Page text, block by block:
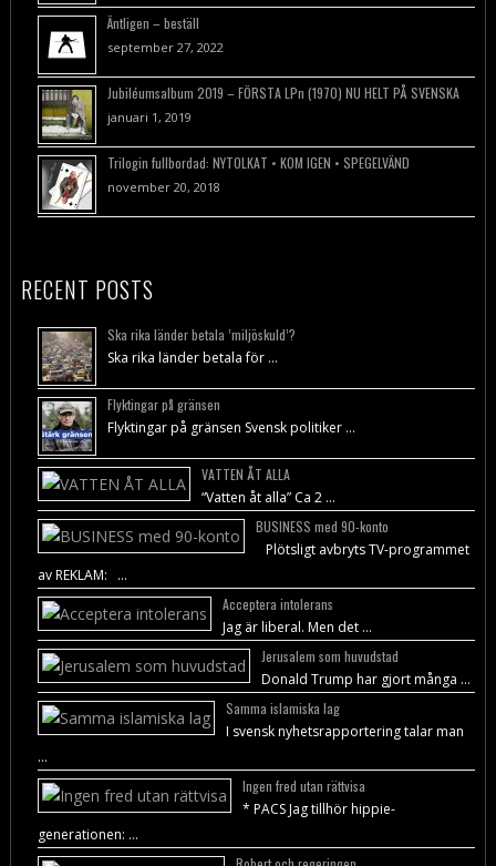
Äntligen – beställ
september 27, 2022
Jubiléumsalbum 2019 – FÖRSTA LPn (1970) NU HELT PÅ SVENSKA
januari 1, 2019
Trilogin fullbordad: NYTOLKAT • KOM IGEN • SPEGELVÄND
november 20, 2018
RECENT POSTS
Ska rika länder betala ’miljöskuld’?
Ska rika länder betala för …
Flyktingar på gränsen
Flyktingar på gränsen Svensk politiker …
VATTEN ÅT ALLA
“Vatten åt alla” Ca 2 …
BUSINESS med 90-konto
Plötsligt avbryts TV-programmet
av REKLAM: …
Acceptera intolerans
Jag är liberal. Men det …
Jerusalem som huvudstad
Donald Trump har gjort många …
Samma islamiska lag
I svensk nyhetsrapportering talar man
…
Ingen fred utan rättvisa
* PACS Jag tillhör hippie-
generationen: …